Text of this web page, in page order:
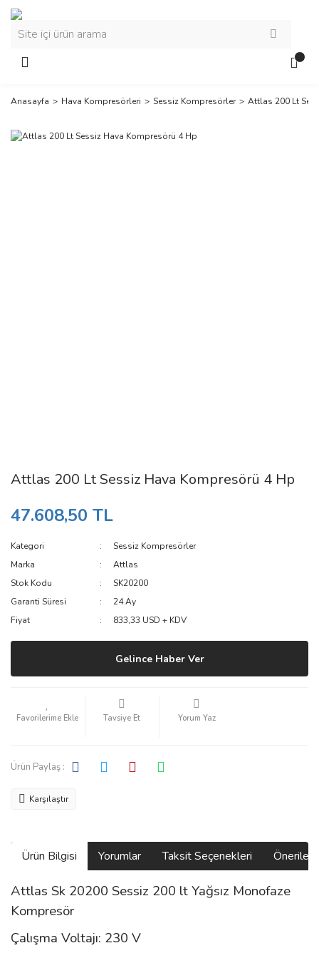
Anasayfa Hava Kompresörleri Sessiz Kompresörler Attlas 200 Lt
Attlas 200 Lt Sessiz Hava Kompresörü 4 Hp
47.608,50 TL
Kategori
Sessiz Kompresörler
Marka
Attlas
Stok Kodu
SK20200
Garanti Süresi
24 Ay
Fiyat
833,33 USD + KDV
Gelince Haber Ver
Tavsiye Et Yorum Yaz
Ürün Paylaş :
Karşılaştır
Ürün Bilgisi Yorumlar Taksit Seçenekleri
Attlas Sk 20200 Sessiz 200 lt Yağsız Monofaze
Kompresör
Çalışma Voltajı: 230 V